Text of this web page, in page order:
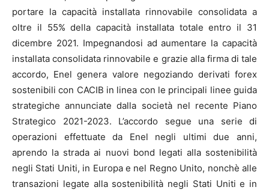
portare la capacità installata rinnovabile consolidata a
oltre il 55% della capacità installata totale entro il 31
dicembre 2021. Impegnandosi ad aumentare la capacità
installata consolidata rinnovabile e grazie alla firma di tale
accordo, Enel genera valore negoziando derivati forex
sostenibili con CACIB in linea con le principali linee guida
strategiche annunciate dalla società nel recente Piano
Strategico 2021-2023. L’accordo segue una serie di
operazioni effettuate da Enel negli ultimi due anni,
aprendo la strada ai nuovi bond legati alla sostenibilità
negli Stati Uniti, in Europa e nel Regno Unito, nonchè alle
transazioni legate alla sostenibilità negli Stati Uniti e in